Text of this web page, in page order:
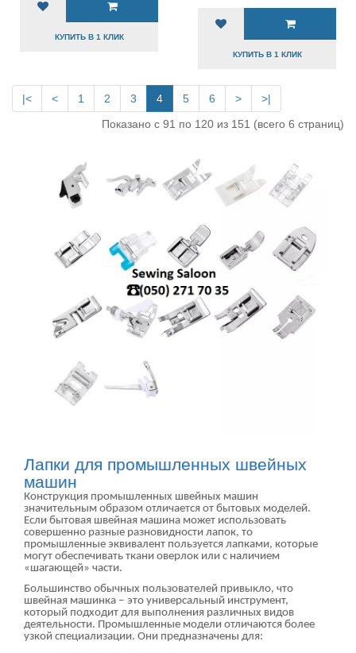
КУПИТЬ В 1 КЛИК
КУПИТЬ В 1 КЛИК
|< < 1 2 3 4 5 6 >
>|
Показано с 91 по 120 из 151 (всего 6 страниц)
Лапки для промышленных швейных
машин
Конструкция промышленных швейных машин
значительным образом отличается от бытовых моделей.
Если бытовая швейная машина может использовать
совершенно разные разновидности лапок, то
промышленные эквивалент пользуется лапками, которые
могут обеспечивать ткани оверлок или с наличием
«шагающей» части.
Большинство обычных пользователей привыкло, что
швейная машинка ‒ это универсальный инструмент,
который подходит для выполнения различных видов
деятельности. Промышленные модели отличаются более
узкой специализации. Они предназначены для: